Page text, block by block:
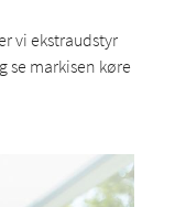
vi ekstraudstyr
se markisen køre